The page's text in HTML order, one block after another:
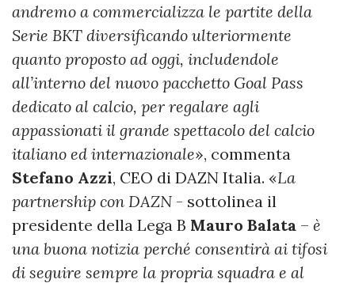
andremo a commercializza le partite della
Serie BKT diversificando ulteriormente
quanto proposto ad oggi, includendole
all’interno del nuovo pacchetto Goal Pass
dedicato al calcio, per regalare agli
appassionati il grande spettacolo del calcio
italiano ed internazionale», commenta
Stefano Azzi, CEO di DAZN Italia. «La
partnership con DAZN - sottolinea il
presidente della Lega B Mauro Balata – è
una buona notizia perché consentirà ai tifosi
di seguire sempre la propria squadra e al